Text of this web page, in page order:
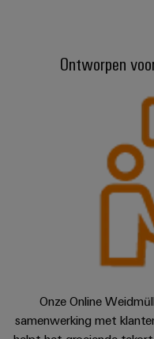
Ontworpen
Onze Online
samenwerking met